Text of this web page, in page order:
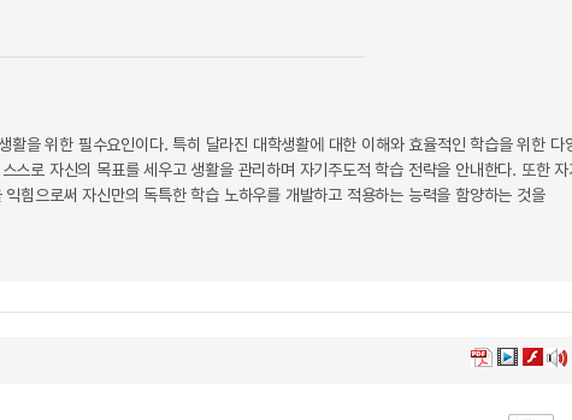
을 위한 필수요인이다. 특히 달라진 대학생활에 대한 이해와 효율적인 학습을 위한 다
로 자신의 목표를 세우고 생활을 관리하며 자기주도적 학습 전략을 안내한다. 또한 자
힘으로써 자신만의 독특한 학습 노하우를 개발하고 적용하는 능력을 함양하는 것을